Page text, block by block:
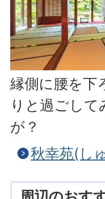
縁側に腰を下
りと過ごし
が？
秋幸苑(し